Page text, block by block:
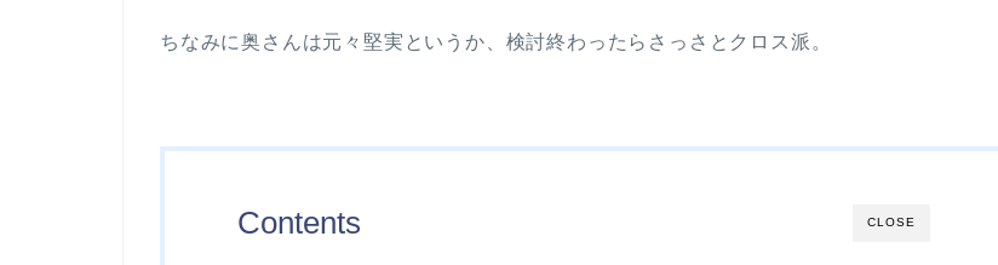
ちなみに奥さんは元々堅実というか、検討終わったらさっさとクロス派。
CLOSE
Contents